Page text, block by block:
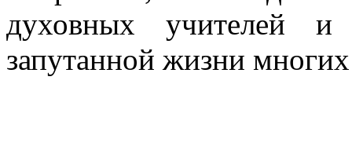
духовных учителей
запутанной жизни